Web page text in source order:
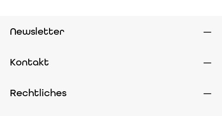
Newsletter
Kontakt
Rechtliches